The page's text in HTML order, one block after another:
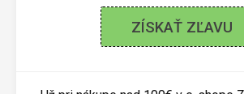
ZÍSKAŤ ZĽAVU